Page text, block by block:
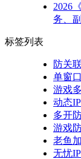
2026
务、
标签列表
防关联
单窗
游戏
动态IP
多开
游戏
老鱼
无忧IP